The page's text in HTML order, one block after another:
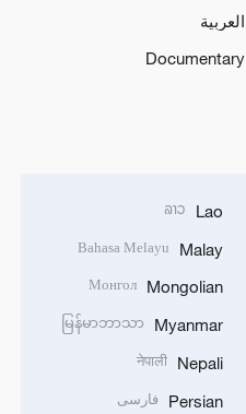
العربية
Documentary
Lao
ລາວ
Malay
Bahasa Melayu
Mongolian
Монгол
Myanmar
မြန်မာဘာသာ
Nepali
नेपाली
Persian فارسی